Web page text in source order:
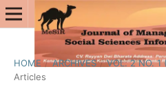
HOME / ARCHIVES / VOL. 2 NO.
Articles